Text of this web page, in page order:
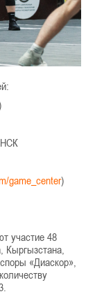
game_center)
участие 48
Кыргызстана,
«Диаскор»,